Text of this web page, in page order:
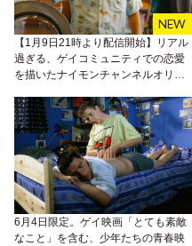
【1月9日21時より配信開始】リアル
過ぎる、ゲイコミュニティでの恋愛
を描いたナイモンチャンネルオリジ
だ。」W主演の啓太&矢口しょうにイ
ンタビュー！
6月4日限定。ゲイ映画「とても素敵
なこと」を含む、少年たちの青春映